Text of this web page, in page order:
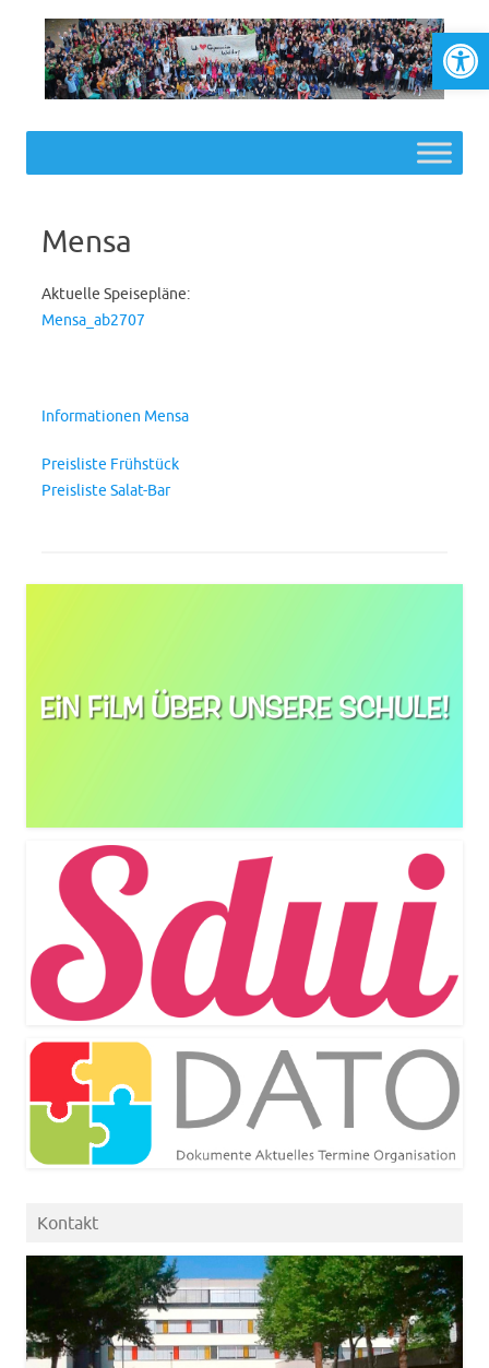
Mensa
Aktuelle Speisepläne:
Mensa_ab2707
Informationen Mensa
Preisliste Frühstück
Preisliste Salat-Bar
Kontakt